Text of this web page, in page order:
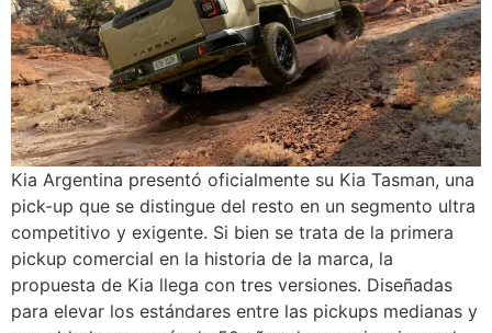
Kia Argentina presentó oficialmente su Kia Tasman, una
pick-up que se distingue del resto en un segmento ultra
competitivo y exigente. Si bien se trata de la primera
pickup comercial en la historia de la marca, la
propuesta de Kia llega con tres versiones. Diseñadas
para elevar los estándares entre las pickups medianas y